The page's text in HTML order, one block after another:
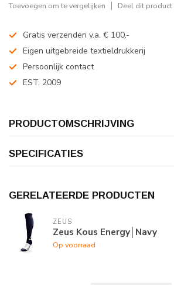
Toevoegen om te vergelijken Deel dit product
Gratis verzenden v.a. € 100,-
Eigen uitgebreide textieldrukkerij
Persoonlijk contact
EST. 2009
PRODUCTOMSCHRIJVING
SPECIFICATIES
GERELATEERDE PRODUCTEN
ZEUS
Zeus Kous Energy│Navy
Op voorraad